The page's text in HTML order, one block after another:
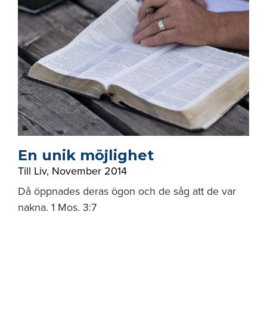
En unik möjlighet
Till Liv, November 2014
Då öppnades deras ögon och de såg att de var
nakna. 1 Mos. 3:7